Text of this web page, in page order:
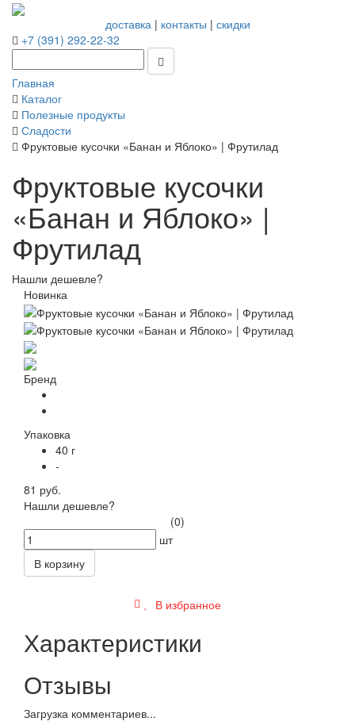
доставка| контакты | скидки
+7 (391) 292-22-32
Главная
Каталог
Полезные продукты
Сладости
Фруктовые кусочки «Банан и Яблоко» | Фрутилад
Фруктовые кусочки
«Банан и Яблоко» |
Фрутилад
Нашли дешевле?
Новинка
Бренд
Упаковка
40 г
-
81 руб.
Нашли дешевле?
(0)
шт
В корзину
В избранное
Характеристики
Отзывы
Загрузка комментариев...